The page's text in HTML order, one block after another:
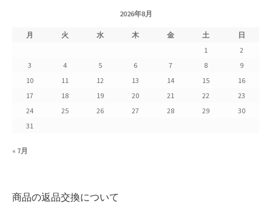
ご利用規約
よくある質問
2026年8月
月 火 水 木 金 土
日
1
2
3
4 5 6 7 8
9
10
11 12 13 14 15
16
17
18 19 20 21 22
23
24
25 26 27 28 29
30
31
« 7月
商品の返品交換について